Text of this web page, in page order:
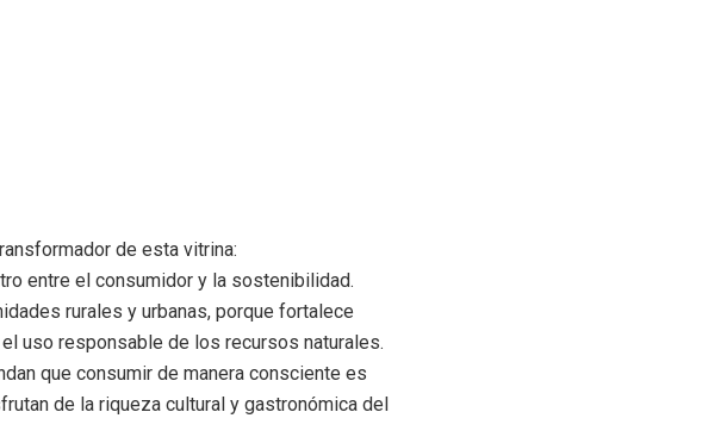
de esta vitrina:
entre el consumidor y la sostenibilidad.
rurales y urbanas, porque fortalece
uso responsable de los recursos naturales.
que consumir de manera consciente es
de la riqueza cultural y gastronómica del